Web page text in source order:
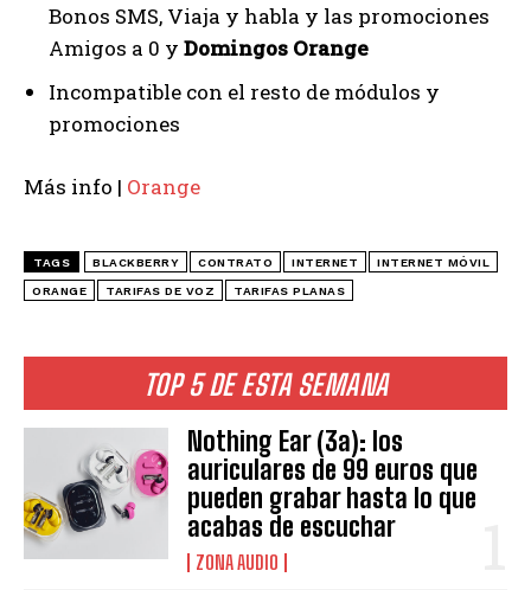
TOP 5 DE ESTA SEMANA
Nothing Ear (3a): los
auriculares de 99 euros que
pueden grabar hasta lo que
acabas de escuchar
ZONA AUDIO
Bonos SMS, Viaja y habla y las promociones
Amigos a 0 y Domingos Orange
Incompatible con el resto de módulos y
promociones
Más info | Orange
TAGS BLACKBERRY CONTRATO INTERNET INTERNET MÓVIL
ORANGE TARIFAS DE VOZ TARIFAS PLANAS